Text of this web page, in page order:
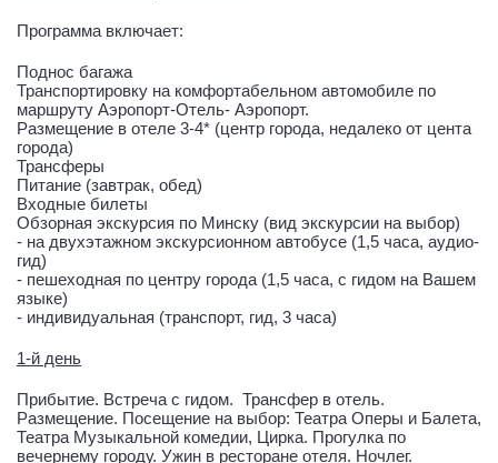
Программа включает:
Поднос багажа
Транспортировку на комфортабельном автомобиле по
маршруту Аэропорт-Отель- Аэропорт.
Размещение в отеле 3-4* (центр города, недалеко от цента
города)
Трансферы
Питание (завтрак, обед)
Входные билеты
Обзорная экскурсия по Минску (вид экскурсии на выбор)
- на двухэтажном экскурсионном автобусе (1,5 часа, аудио-
гид)
- пешеходная по центру города (1,5 часа, с гидом на Вашем
языке)
- индивидуальная (транспорт, гид, 3 часа)
1-й день
Прибытие. Встреча с гидом. Трансфер в отель.
Размещение. Посещение на выбор: Театра Оперы и Балета,
Театра Музыкальной комедии, Цирка. Прогулка по
вечернему городу. Ужин в ресторане отеля. Ночлег.